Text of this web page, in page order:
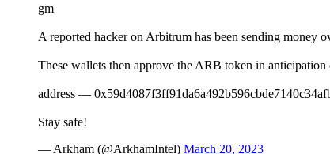
gm
A reported hacker on Arbitrum has been sending money
These wallets then approve the ARB token in
address —
Stay safe!
— Arkham (@ArkhamIntel) March 20, 2023